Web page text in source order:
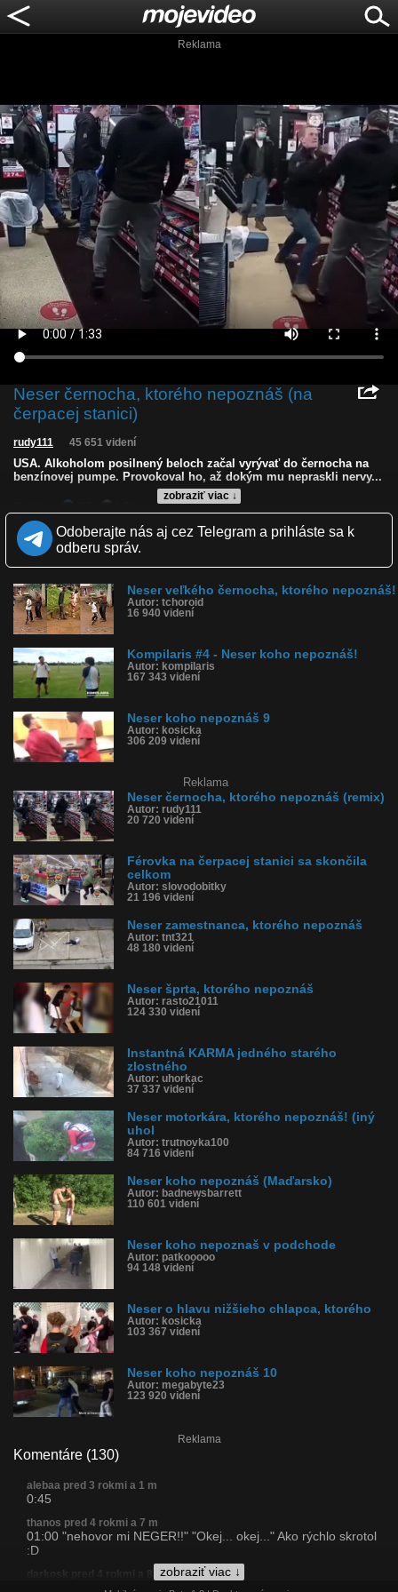
Reklama
Neser černocha, ktorého nepoznáš (na
čerpacej stanici)
zobraziť viac ↓
rudy111 45 651 videní
USA. Alkoholom posilnený beloch začal vyrývať do černocha na
benzínovej pumpe. Provokoval ho, až dokým mu nepraskli nervy...
Zverejnené: 25.12.2020 19:02
Páči sa: 89% (94 hlasov)
Obľúbené: 21
Komentárov: 130
Kategória: šokujúce
Tagy: neser koho nepoznáš, černoch, facka, facku, ko, usa, po
papuli, po hube
História sledovanosti videa:
Odoberajte nás aj cez Telegram a prihláste sa k
odberu správ.
Neser veľkého černocha, ktorého nepoznáš!
Autor: tchoroid
16 940 videní
Kompilaris #4 - Neser koho nepoznáš!
Autor: kompilaris
167 343 videní
Neser koho nepoznáš 9
Autor: kosicka
306 209 videní
Reklama
Neser černocha, ktorého nepoznáš (remix)
Autor: rudy111
20 720 videní
Férovka na čerpacej stanici sa skončila
celkom
Autor: slovodobitky
21 196 videní
Neser zamestnanca, ktorého nepoznáš
Autor: tnt321
48 180 videní
Neser šprta, ktorého nepoznáš
Autor: rasto21011
124 330 videní
Instantná KARMA jedného starého
zlostného
Autor: uhorkac
37 337 videní
Neser motorkára, ktorého nepoznáš! (iný
uhol
Autor: trutnovka100
84 716 videní
Neser koho nepoznáš (Maďarsko)
Autor: badnewsbarrett
110 601 videní
Neser koho nepoznaš v podchode
Autor: patkooooo
94 148 videní
Neser o hlavu nižšieho chlapca, ktorého
Autor: kosicka
103 367 videní
Neser koho nepoznáš 10
Autor: megabyte23
123 920 videní
Reklama
Komentáre (130)
zobraziť viac ↓
alebaa pred 3 rokmi a 1 m
0:45
thanos pred 4 rokmi a 7 m
01:00 "nehovor mi NEGER!!" "Okej... okej..." Ako rýchlo skrotol
:D
darkosk pred 4 rokmi a 8 m
Vsetci co sa tu tesite ako dostal biely typek do tvare plechovkou